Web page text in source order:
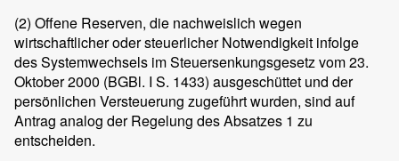
(2) Offene Reserven, die nachweislich wegen
wirtschaftlicher oder steuerlicher Notwendigkeit infolge
des Systemwechsels im Steuersenkungsgesetz vom 23.
Oktober 2000 (BGBl. I S. 1433) ausgeschüttet und der
persönlichen Versteuerung zugeführt wurden, sind auf
Antrag analog der Regelung des Absatzes 1 zu
entscheiden.